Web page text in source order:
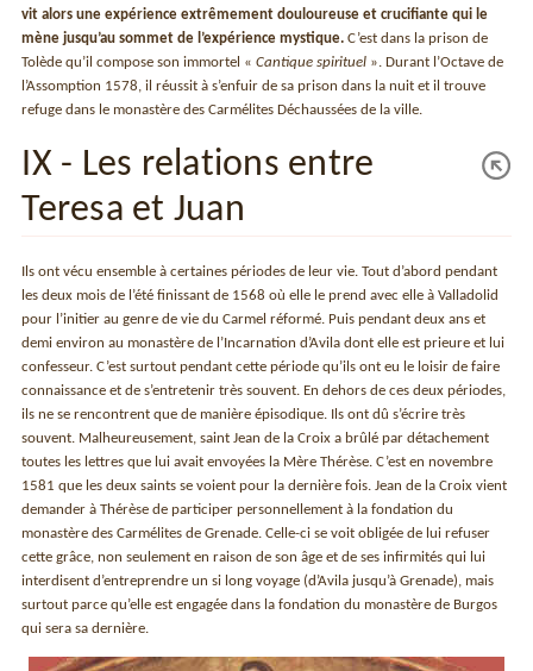
vit alors une expérience extrêmement douloureuse et crucifiante qui le
mène jusqu’au sommet de l’expérience mystique. C’est dans la prison de
Tolède qu’il compose son immortel «Cantique spirituel ». Durant l’Octave de
l’Assomption 1578, il réussit à s’enfuir de sa prison dans la nuit et il trouve
refuge dans le monastère des Carmélites Déchaussées de la ville.
IX - Les relations entre
Teresa et Juan
Ils ont vécu ensemble à certaines périodes de leur vie. Tout d’abord pendant
les deux mois de l’été finissant de 1568 où elle le prend avec elle à Valladolid
pour l’initier au genre de vie du Carmel réformé. Puis pendant deux ans et
demi environ au monastère de l’Incarnation d’Avila dont elle est prieure et lui
confesseur. C’est surtout pendant cette période qu’ils ont eu le loisir de faire
connaissance et de s’entretenir très souvent. En dehors de ces deux périodes,
ils ne se rencontrent que de manière épisodique. Ils ont dû s’écrire très
souvent. Malheureusement, saint Jean de la Croix a brûlé par détachement
toutes les lettres que lui avait envoyées la Mère Thérèse. C’est en novembre
1581 que les deux saints se voient pour la dernière fois. Jean de la Croix vient
demander à Thérèse de participer personnellement à la fondation du
monastère des Carmélites de Grenade. Celle-ci se voit obligée de lui refuser
cette grâce, non seulement en raison de son âge et de ses infirmités qui lui
interdisent d’entreprendre un si long voyage (d’Avila jusqu’à Grenade), mais
surtout parce qu’elle est engagée dans la fondation du monastère de Burgos
qui sera sa dernière.